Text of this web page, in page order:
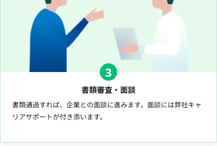
3
書類審査・面談
書類通過すれば、企業との面談に進みます。面談には弊社キャ
リアサポートが付き添います。